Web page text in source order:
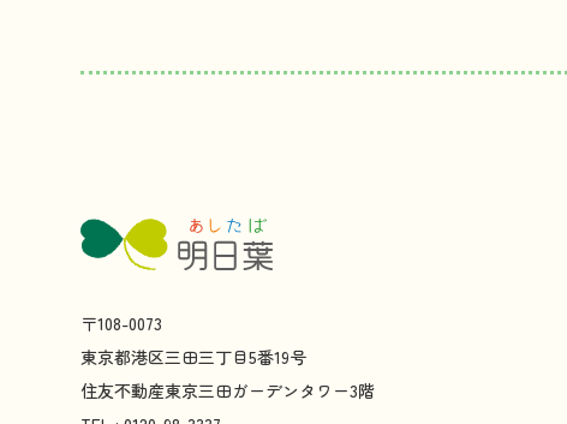
〒108-0073
東京都港区三田三丁目5番19号
住友不動産東京三田ガーデンタワー3階